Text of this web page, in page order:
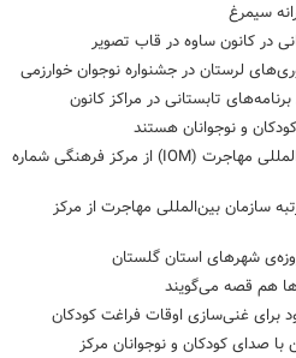
سیمرغ
در کانون ساوه در قاب تصویر
لرستان در جشنواره نوجوان خوارزمی
تابستانی در مراکز کانون
و نوجوانان هستند
بازدید هیئت عالی‌رتبه سازمان بین‌المللی مهاجرت (IOM) از مرکز فرهنگی شماره
سازمان بین‌المللی مهاجرت از مرکز
هم قصه می‌گویند
برای غنی‌سازی اوقات فراغت کودکان
با صدای کودکان و نوجوانان مرکز